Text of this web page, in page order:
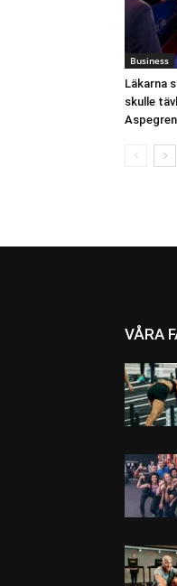
Business
Läkarna
skulle
VÅRA